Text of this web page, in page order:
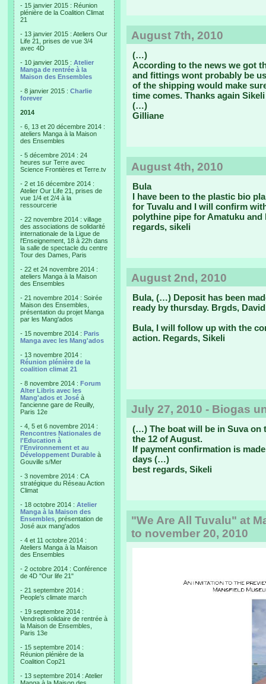
- 15 janvier 2015 : Réunion
plénière de la Coalition Climat
21
- 13 janvier 2015 : Ateliers Our
Life 21, prises de vue 3/4
avec 4D
- 10 janvier 2015 : Atelier
Manga de rentrée à la
Maison des Ensembles
- 8 janvier 2015 : Charlie
forever
2014
- 6, 13 et 20 décembre 2014 :
ateliers Manga à la Maison
des Ensembles
- 5 décembre 2014 : 24
heures sur Terre avec
Science Frontières et Terre.tv
- 2 et 16 décembre 2014 :
Atelier Our Life 21, prises de
vue 1/4 et 2/4 à la
ressourcerie
- 22 novembre 2014 : village
des associations de solidarité
internationale de la Ligue de
l'Enseignement, 18 à 22h dans
la salle de spectacle du centre
Tour des Dames, Paris
- 22 et 24 novembre 2014 :
ateliers Manga à la Maison
des Ensembles
- 21 novembre 2014 : Soirée
Maison des Ensembles,
présentation du projet Manga
par les Mang'ados
- 15 novembre 2014 : Paris
Manga avec les Mang'ados
- 13 novembre 2014 :
Réunion plénière de la
coalition climat 21
- 8 novembre 2014 : Forum
Alter Libris avec les
Mang'ados et José à
l'ancienne gare de Reuilly,
Paris 12e
- 4, 5 et 6 novembre 2014 :
Rencontres Nationales de
l'Education à
l'Environnement et au
Développement Durable à
Gouville s/Mer
- 3 novembre 2014 : CA
stratégique du Réseau Action
Climat
- 18 octobre 2014 : Atelier
Manga à la Maison des
Ensembles , présentation de
José aux mang'ados
- 4 et 11 octobre 2014 :
Ateliers Manga à la Maison
des Ensembles
- 2 octobre 2014 : Conférence
de 4D "Our life 21"
- 21 septembre 2014 :
People's climate march
- 19 septembre 2014 :
Vendredi solidaire de rentrée à
la Maison de Ensembles,
Paris 13e
- 15 septembre 2014 :
Réunion plénière de la
Coalition Cop21
- 13 septembre 2014 : Atelier
August 7th, 2010
(…)
According to the news we got
and fittings wont probably be
of the shipping would make
time comes. Thanks again
(…)
Gilliane
August 4th, 2010
Bula
I have been to the plastic bio
for Tuvalu and I will confirm
polythine pipe for Amatuku
regards, sikeli
August 2nd, 2010
Bula, (…) Deposit has been
ready by thursday. Brgds, David
Bula, I will follow up with the
action. Regards, Sikeli
July 27, 2010 - Biogas
(…) The boat will be in Suva on
the 12 of August.
If payment confirmation is
days (…)
best regards, Sikeli
"We Are All Tuvalu" at
to november 20, 2010